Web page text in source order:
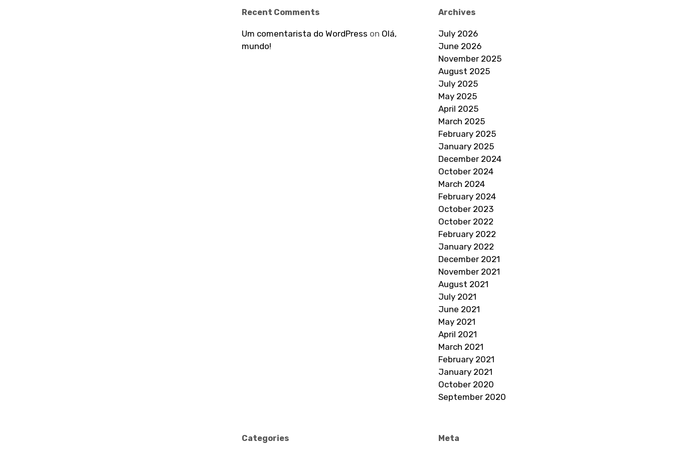
Recent Comments
Um comentarista do WordPress on Olá,
mundo!
Archives
July 2026
June 2026
November 2025
August 2025
July 2025
May 2025
April 2025
March 2025
February 2025
January 2025
December 2024
October 2024
March 2024
February 2024
October 2023
October 2022
February 2022
January 2022
December 2021
November 2021
August 2021
July 2021
June 2021
May 2021
April 2021
March 2021
February 2021
January 2021
October 2020
September 2020
Categories Meta